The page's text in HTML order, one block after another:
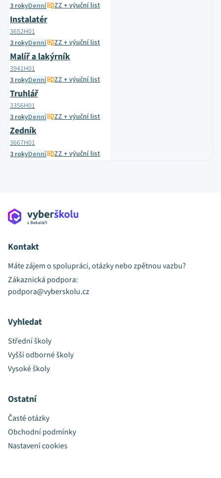
3 rokyDenní ZZ + výuční list
Instalatér
3652H01
3 rokyDenní ZZ + výuční list
Malíř a lakýrník
3941H01
3 rokyDenní ZZ + výuční list
Truhlář
3356H01
3 rokyDenní ZZ + výuční list
Zedník
3667H01
3 rokyDenní ZZ + výuční list
Kontakt
Máte zájem o spolupráci, otázky nebo zpětnou vazbu?
Zákaznická podpora:
podpora@vyberskolu.cz
Vyhledat
Střední školy
Vyšší odborné školy
Vysoké školy
Ostatní
Časté otázky
Obchodní podmínky
Nastavení cookies